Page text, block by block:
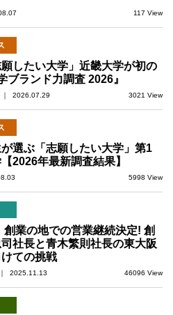
117 View
したい大学」近畿大学が初の
ブランド力調査 2026』
｜ 2026.07.29 3021 View
選ぶ「志願したい大学」第1
2026年最新調査結果】
5998 View
創業の地での営業継続決定! 創
社長と青木繁則社長の東大阪
ての挑戦
2025.11.13 46096 View